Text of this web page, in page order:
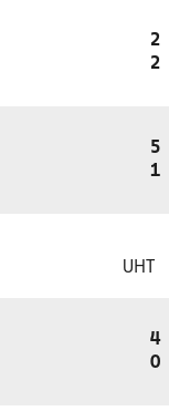
2
2
5
1
UHT
4
0